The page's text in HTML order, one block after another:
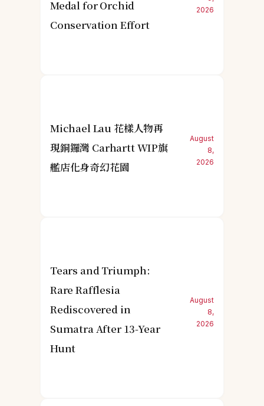
Medal for Orchid
Conservation Effort
2026
Michael Lau 花樣人物再
現銅鑼灣 Carhartt WIP旗
艦店化身奇幻花園
August
8,
2026
Tears and Triumph:
Rare Rafflesia
Rediscovered in
Sumatra After 13-Year
Hunt
August
8,
2026